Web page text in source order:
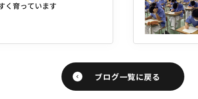
く育っています
ブログ一覧に戻る